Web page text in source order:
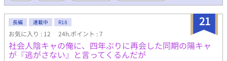
21
長編 連載中 R18
お気に入り : 12 24h.ポイント : 7
社会人陰キャの俺に、四年ぶりに再会した同期の陽キャ
が『逃がさない』と言ってくるんだが